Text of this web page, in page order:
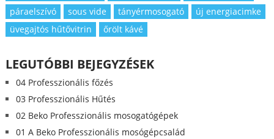
páraelszívó
sous vide tányérmosogató
új energiacimke
üvegajtós hűtővitrin
őrölt kávé
LEGUTÓBBI BEJEGYZÉSEK
04 Professzionális főzés
03 Professzionális Hűtés
02 Beko Professzionális mosogatógépek
01 A Beko Professzionális mosógépcsalád